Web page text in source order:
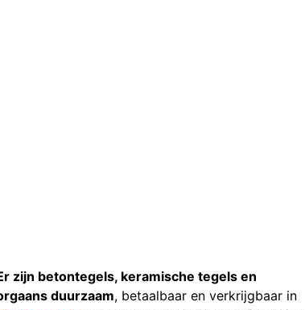
zijn betontegels, keramische tegels en
duurzaam, betaalbaar en verkrijgbaar in